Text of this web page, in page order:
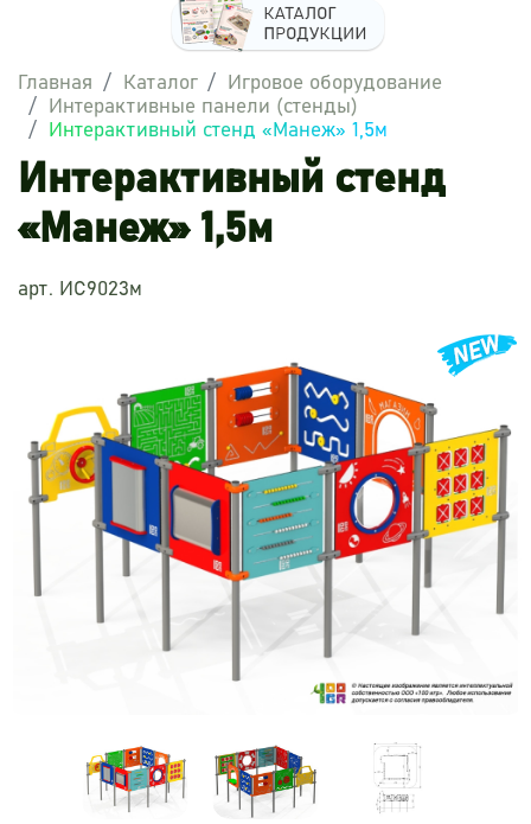
Главная Каталог
Игровое оборудование
Интерактивные панели (стенды)
Интерактивный стенд «Манеж» 1,5м
Интерактивный стенд
«Манеж» 1,5м
арт. ИС9023м